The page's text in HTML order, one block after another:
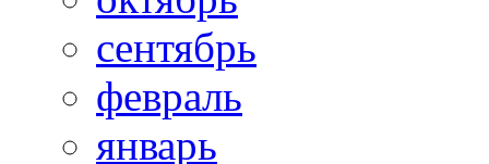
сентябрь
февраль
январь